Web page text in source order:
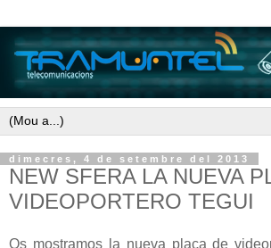
dimecres, 4 de setembre del 2013
NEW SFERA LA NUEVA
VIDEOPORTERO TEGUI
Os mostramos la nueva placa de